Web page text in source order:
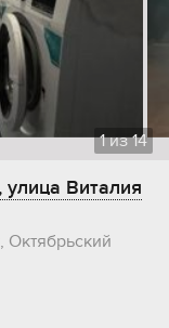
1из14
Виталия
Октябрьский